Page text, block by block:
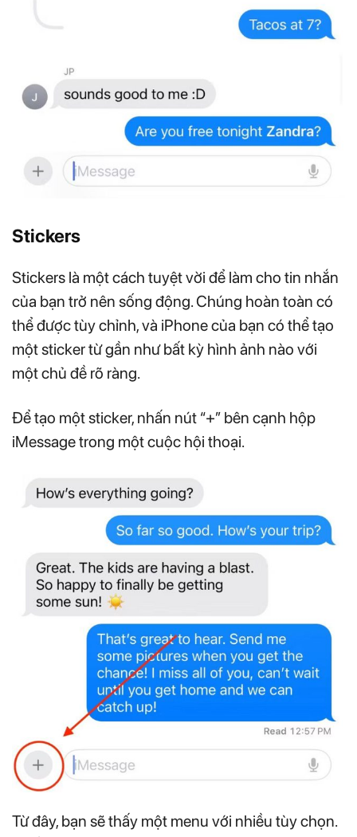
Stickers
Stickers là một cách tuyệt vời để làm cho tin nhắn
của bạn trở nên sống động. Chúng hoàn toàn có
thể được tùy chỉnh, và iPhone của bạn có thể tạo
một sticker từ gần như bất kỳ hình ảnh nào với
một chủ đề rõ ràng.
Để tạo một sticker, nhấn nút “+” bên cạnh hộp
iMessage trong một cuộc hội thoại.
Từ đây, bạn sẽ thấy một menu với nhiều tùy chọn.